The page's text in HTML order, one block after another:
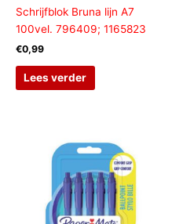
Schrijfblok Bruna lijn A7
100vel. 796409; 1165823
€0,99
Lees verder